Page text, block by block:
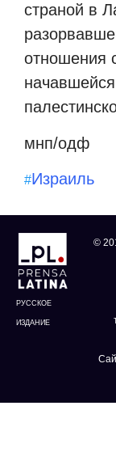
страной в
отношения
мнп/одф
#Израиль
РУССКОЕ
ИЗДАНИЕ
©